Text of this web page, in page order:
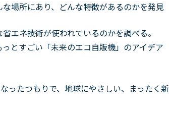
場所にあり、どんな特徴があるのかを発見
エネ技術が使われているのかを調べる。
とすごい「未来のエコ自販機」のアイデア
ったつもりで、地球にやさしい、まったく新